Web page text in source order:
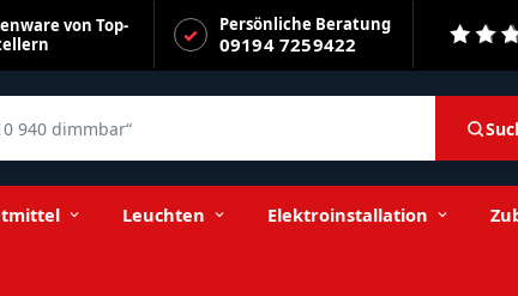
von Top-
Persönliche Beratung
09194 7259422
Leuchten Elektroinstallation
−